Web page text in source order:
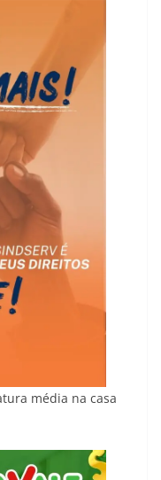
média na casa